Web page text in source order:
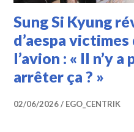
Sung Si Kyung
d’aespa
l’avion : « Il n’y
arrêter ça ? »
02/06/2026 EGO_CENTRIK